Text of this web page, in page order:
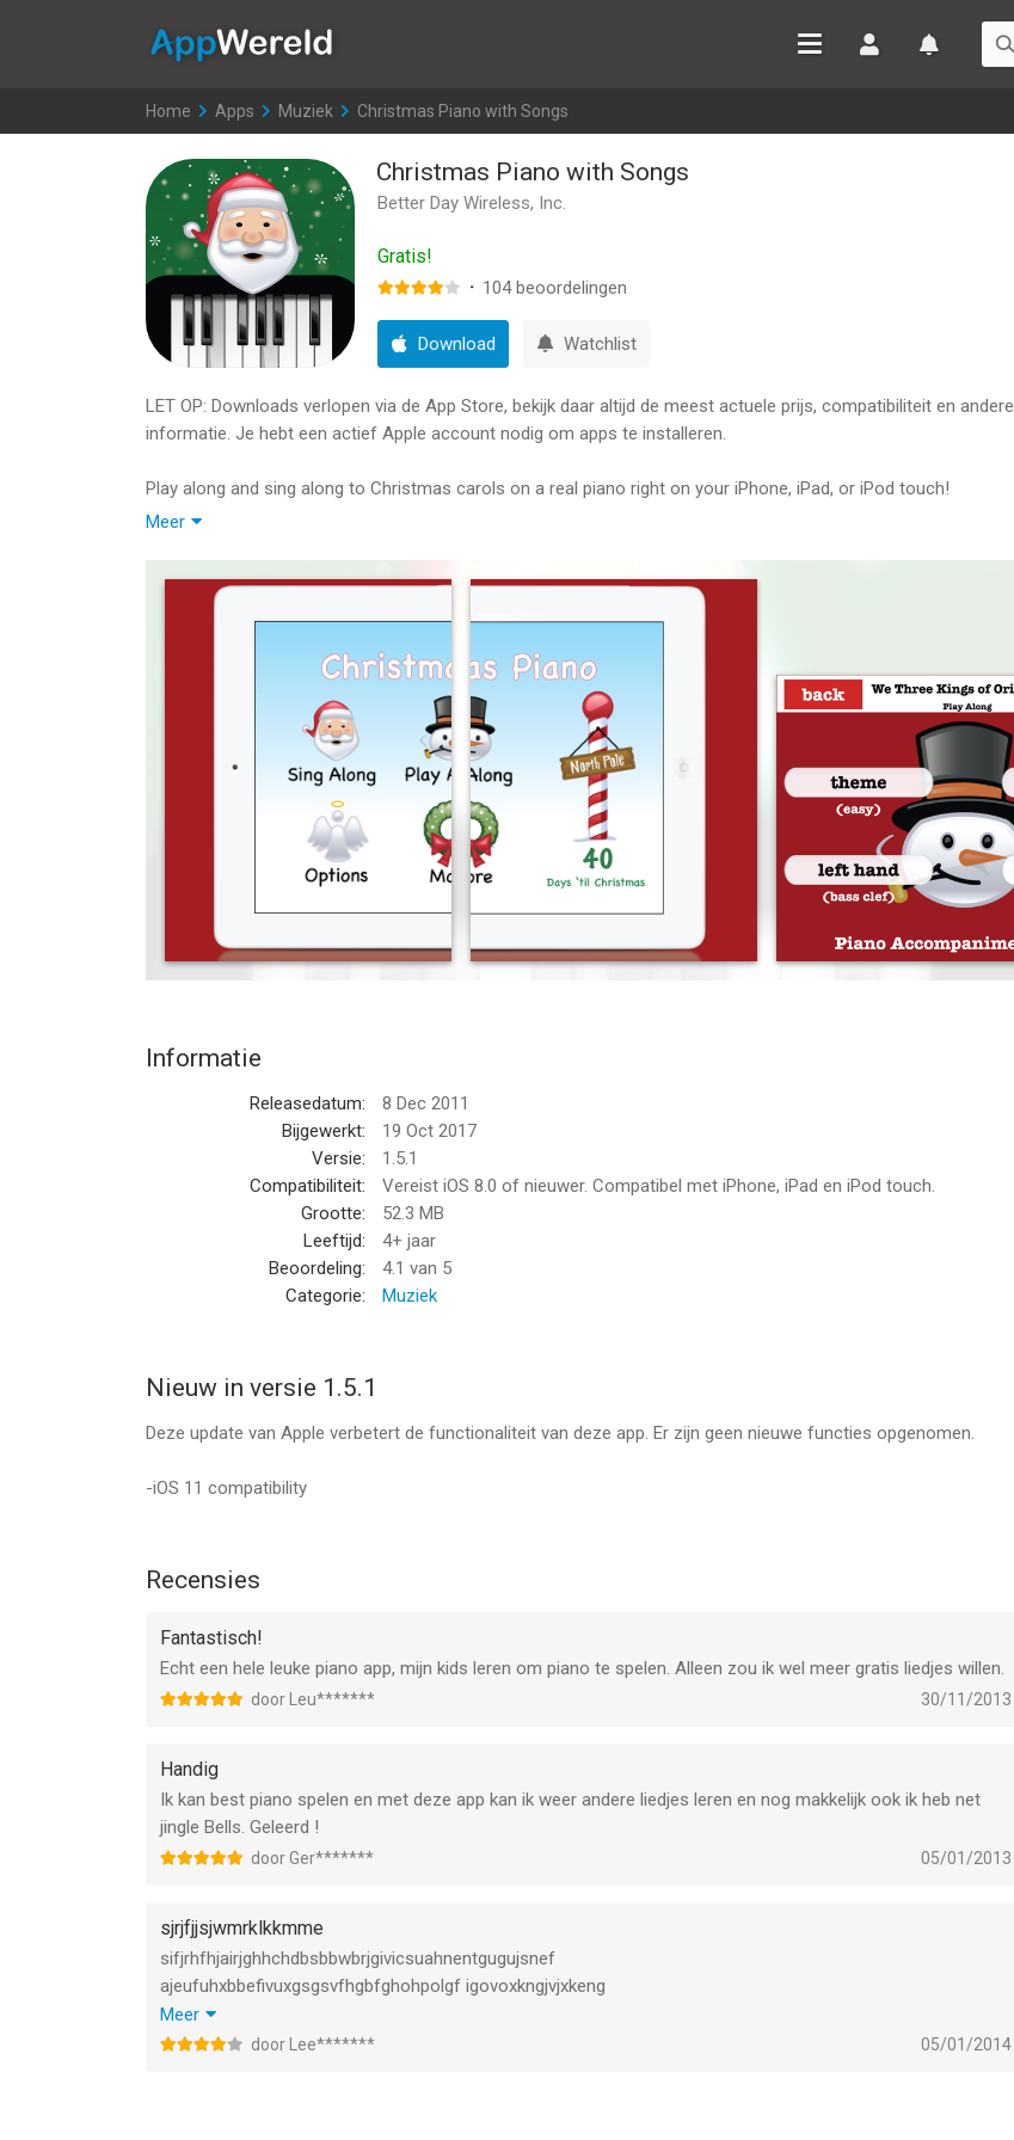
Home >
Apps >
Muziek >
Christmas Piano with Songs
Christmas Piano with Songs
Better Day Wireless, Inc.
Gratis!
· 104beoordelingen
Download Watchlist
LET OP: Downloads verlopen via de App Store, bekijk daar altijd de meest actuele prijs, compatibiliteit en andere
informatie. Je hebt een actief Apple account nodig om apps te installeren.
Play along and sing along to Christmas carols on a real piano right on your iPhone, iPad, or iPod touch!
Guaranteed to get you in the Christmas spirit, this piano includes some of the most popular Christmas carols.
Give yourself an early Christmas present and download the Christmas Piano with Songs today! It's FREE!
Christmas Piano with Songs van Better Day Wireless, Inc. is een app voor iPhone, iPad en iPod touch met iOS
versie 8.0 of hoger, geschikt bevonden voor gebruikers met leeftijden vanaf
Informatie voor Christmas Piano with Songsis het laatst vergeleken op 6 Aug om 10:30.
Meer
Informatie
Releasedatum:
8 Dec 2011
Bijgewerkt:
19 Oct 2017
Versie:
1.5.1
Compatibiliteit:
Vereist iOS 8.0 of nieuwer. Compatibel met iPhone, iPad en iPod touch.
Grootte:
52.3 MB
Leeftijd:
4+ jaar
Beoordeling:
4.1 van 5
Categorie:
Muziek
Nieuw in versie 1.5.1
Deze update van Apple verbetert de functionaliteit van deze app. Er zijn geen nieuwe functies opgenomen.
-iOS 11 compatibility
Recensies
Fantastisch!
Echt een hele leuke piano app, mijn kids leren om piano te spelen. Alleen zou ik wel meer gratis liedjes willen.
door Leu******* 30/11/2013
Handig
Ik kan best piano spelen en met deze app kan ik weer andere liedjes leren en nog makkelijk ook ik heb net
jingle Bells. Geleerd !
door Ger******* 05/01/2013
sjrjfjjsjwmrklkkmme
sifjrhfhjairjghhchdbsbbwbrjgivicsuahnentgugujsnef
ajeufuhxbbefivuxgsgsvfhgbfghohpolgf igovoxkngjvjxkeng
ajfugyvyhwngivyzhniubbovi hjdichanrnuhhgjusur
snfongangiennividhzhjxjixixjjrngmhlhdoianrjfiqiqqjjvjjxsjjjgjhajjekg
Meer
door Lee******* 05/01/2014